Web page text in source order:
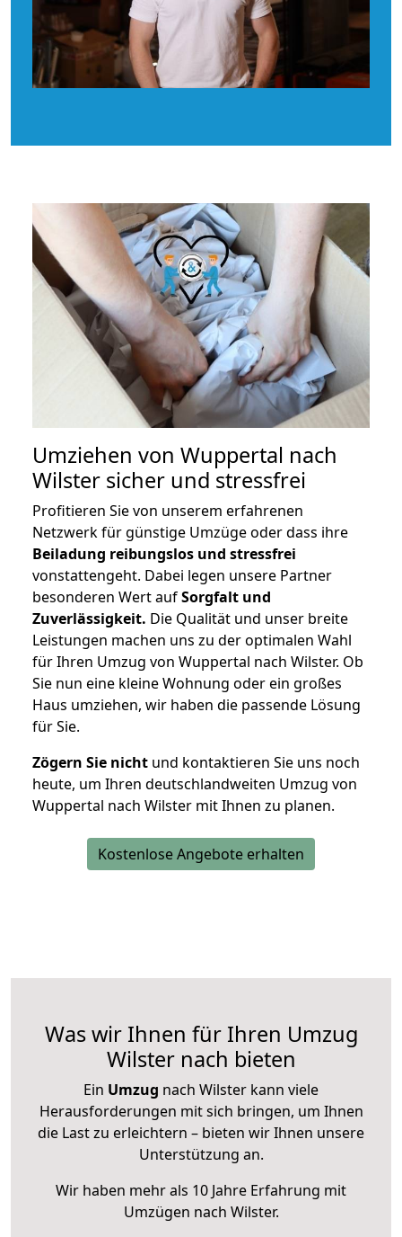
Umziehen von Wuppertal nach
Wilster sicher und stressfrei
Profitieren Sie von unserem erfahrenen
Netzwerk für günstige Umzüge oder dass ihre
Beiladung reibungslos und stressfrei
vonstattengeht. Dabei legen unsere Partner
besonderen Wert aufSorgfalt und
Zuverlässigkeit. Die Qualität und unser breite
Leistungen machen uns zu der optimalen Wahl
für Ihren Umzug von Wuppertal nach Wilster. Ob
Sie nun eine kleine Wohnung oder ein großes
Haus umziehen, wir haben die passende Lösung
für Sie.
Zögern Sie nicht und kontaktieren Sie uns noch
heute, um Ihren deutschlandweiten Umzug von
Wuppertal nach Wilster mit Ihnen zu planen.
Kostenlose Angebote erhalten
Was wir Ihnen für Ihren Umzug
Wilster nach bieten
Ein Umzug nach Wilster kann viele
Herausforderungen mit sich bringen, um Ihnen
die Last zu erleichtern – bieten wir Ihnen unsere
Unterstützung an.
Wir haben mehr als 10 Jahre Erfahrung mit
Umzügen nach Wilster.